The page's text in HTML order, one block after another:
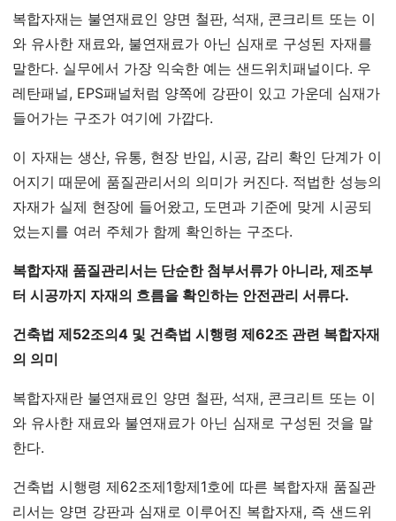
복합자재는 불연재료인 양면 철판, 석재, 콘크리트 또는 이
와 유사한 재료와, 불연재료가 아닌 심재로 구성된 자재를
말한다. 실무에서 가장 익숙한 예는 샌드위치패널이다. 우
레탄패널, EPS패널처럼 양쪽에 강판이 있고 가운데 심재가
들어가는 구조가 여기에 가깝다.
이 자재는 생산, 유통, 현장 반입, 시공, 감리 확인 단계가 이
어지기 때문에 품질관리서의 의미가 커진다. 적법한 성능의
자재가 실제 현장에 들어왔고, 도면과 기준에 맞게 시공되
었는지를 여러 주체가 함께 확인하는 구조다.
복합자재 품질관리서는 단순한 첨부서류가 아니라, 제조부
터 시공까지 자재의 흐름을 확인하는 안전관리 서류다.
건축법 제52조의4 및 건축법 시행령 제62조 관련 복합자재
의 의미
복합자재란 불연재료인 양면 철판, 석재, 콘크리트 또는 이
와 유사한 재료와 불연재료가 아닌 심재로 구성된 것을 말
한다.
건축법 시행령 제62조제1항제1호에 따른 복합자재 품질관
리서는 양면 강판과 심재로 이루어진 복합자재, 즉 샌드위